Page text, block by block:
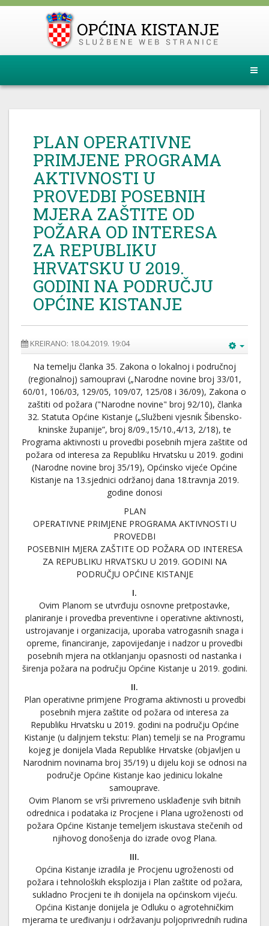
PLAN OPERATIVNE
PRIMJENE PROGRAMA
AKTIVNOSTI U
PROVEDBI POSEBNIH
MJERA ZAŠTITE OD
POŽARA OD INTERESA
ZA REPUBLIKU
HRVATSKU U 2019.
GODINI NA PODRUČJU
OPĆINE KISTANJE
KREIRANO: 18.04.2019. 19:04
Na temelju članka 35. Zakona o lokalnoj i područnoj
(regionalnoj) samoupravi („Narodne novine broj 33/01,
60/01, 106/03, 129/05, 109/07, 125/08 i 36/09), Zakona o
zaštiti od požara ("Narodne novine" broj 92/10), članka
32. Statuta Općine Kistanje („Službeni vjesnik Šibensko-
kninske županije”, broj 8/09.,15/10.,4/13, 2/18), te
Programa aktivnosti u provedbi posebnih mjera zaštite od
požara od interesa za Republiku Hrvatsku u 2019. godini
(Narodne novine broj 35/19), Općinsko vijeće Općine
Kistanje na 13.sjednici održanoj dana 18.travnja 2019.
godine donosi
PLAN
OPERATIVNE PRIMJENE PROGRAMA AKTIVNOSTI U
PROVEDBI
POSEBNIH MJERA ZAŠTITE OD POŽARA OD INTERESA
ZA REPUBLIKU HRVATSKU U 2019. GODINI NA
PODRUČJU OPĆINE KISTANJE
I.
Ovim Planom se utvrđuju osnovne pretpostavke,
planiranje i provedba preventivne i operativne aktivnosti,
ustrojavanje i organizacija, uporaba vatrogasnih snaga i
opreme, financiranje, zapovijedanje i nadzor u provedbi
posebnih mjera na otklanjanju opasnosti od nastanka i
širenja požara na području Općine Kistanje u 2019. godini.
II.
Plan operativne primjene Programa aktivnosti u provedbi
posebnih mjera zaštite od požara od interesa za
Republiku Hrvatsku u 2019. godini na području Općine
Kistanje (u daljnjem tekstu: Plan) temelji se na Programu
kojeg je donijela Vlada Republike Hrvatske (objavljen u
Narodnim novinama broj 35/19) u dijelu koji se odnosi na
područje Općine Kistanje kao jedinicu lokalne
samouprave.
Ovim Planom se vrši privremeno usklađenje svih bitnih
odrednica i podataka iz Procjene i Plana ugroženosti od
požara Općine Kistanje temeljem iskustava stečenih od
njihovog donošenja do izrade ovog Plana.
III.
Općina Kistanje izradila je Procjenu ugroženosti od
požara i tehnoloških eksplozija i Plan zaštite od požara,
sukladno Procjeni te ih donijela na općinskom vijeću.
Općina Kistanje donijela je Odluku o agrotehničkim
mjerama te uređivanju i održavanju poljoprivrednih rudina